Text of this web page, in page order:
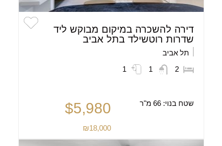
דירה להשכרה במיקום מבוקש ליד
שדרות רוטשילד בתל אביב
תל אביב
2
1
1
שטח בנוי:66 מ"ר $5,980
₪18,000